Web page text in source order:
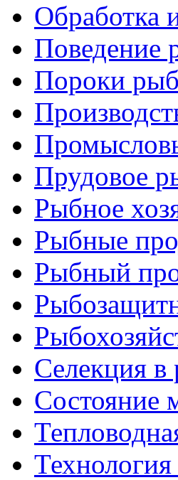
Обработка
Поведение
Пороки
Прудовое
Рыбное
Рыбные
Рыбный
Селекция в
Состояние